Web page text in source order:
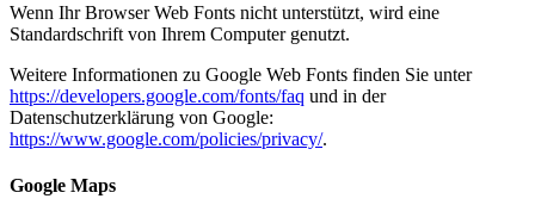
Wenn Ihr Browser Web Fonts nicht unterstützt, wird eine
Standardschrift von Ihrem Computer genutzt.
Weitere Informationen zu Google Web Fonts finden Sie unter
https://developers.google.com/fonts/faq und in der
Datenschutzerklärung von Google:
https://www.google.com/policies/privacy/.
Google Maps